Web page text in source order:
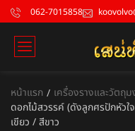
062-7015858
หน้าแรก / เครื่องรางและวัตถุ
ดอกไม้สวรรค์ (ดังลูกศรปักหัว
เขียว / สีขาว